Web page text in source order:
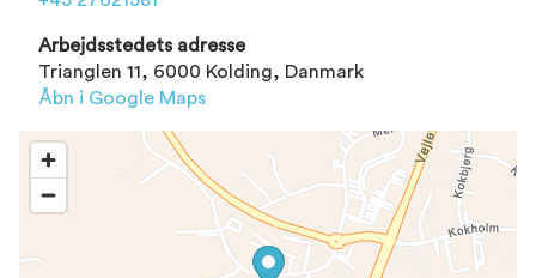
Arbejdsstedets adresse
Trianglen 11, 6000 Kolding, Danmark
Åbn i Google Maps